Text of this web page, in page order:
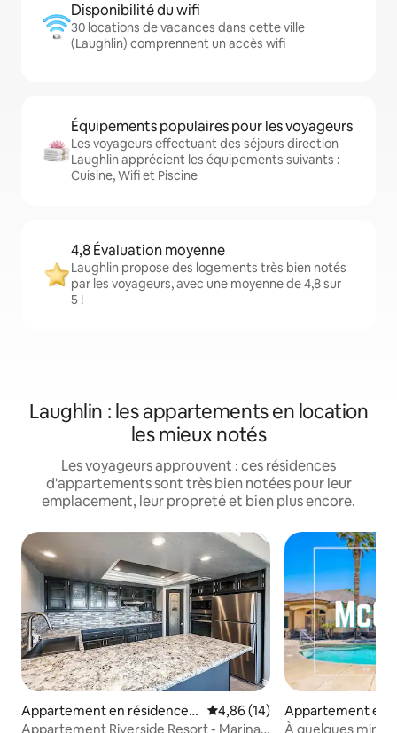
Disponibilité du wifi
30 locations de vacances dans cette ville
(Laughlin) comprennent un accès wifi
Équipements populaires pour les voyageurs
Les voyageurs effectuant des séjours direction
Laughlin apprécient les équipements suivants :
Cuisine, Wifi et Piscine
4,8 Évaluation moyenne
Laughlin propose des logements très bien notés
par les voyageurs, avec une moyenne de 4,8 sur
5 !
Laughlin : les appartements en location
les mieux notés
Les voyageurs approuvent : ces résidences
d'appartements sont très bien notées pour leur
emplacement, leur propreté et bien plus encore.
Appartement en résidence ⋅
Bullhead City
Évaluation moyenne sur la
4,86 (14)
Appartement Riverside Resort - Marina
Appartement en
ullhead City
À quelques